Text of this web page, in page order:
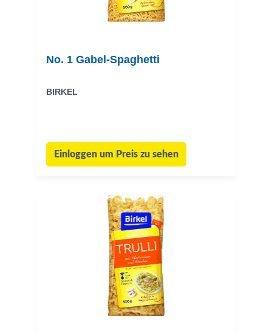
No. 1 Gabel-Spaghetti
BIRKEL
Einloggen um Preis zu sehen